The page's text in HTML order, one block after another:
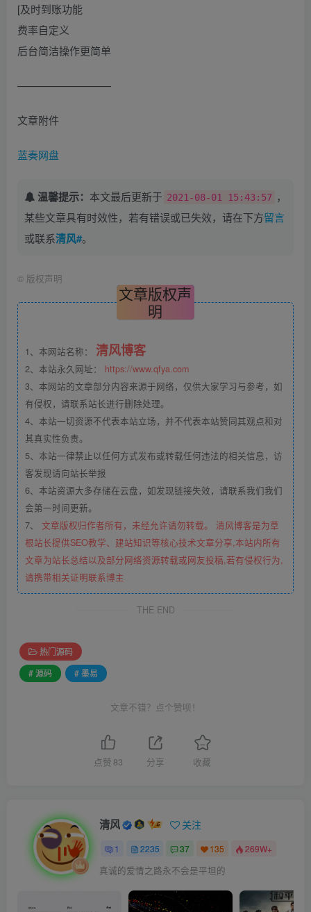
[及时到账功能
费率自定义
后台简洁操作更简单
—————————
文章附件
蓝奏网盘
温馨提示： 本文最后更新于 2021-08-01 15:43:57 ，
某些文章具有时效性，若有错误或已失效，请在下方留言
或联系清风#。
© 版权声明
文章版权声
明
1、本网站名称： 清风博客
2、本站永久网址： https://www.qfya.com
3、本网站的文章部分内容来源于网络，仅供大家学习与参考，如
有侵权，请联系站长进行删除处理。
4、本站一切资源不代表本站立场，并不代表本站赞同其观点和对
其真实性负责。
5、本站一律禁止以任何方式发布或转载任何违法的相关信息，访
客发现请向站长举报
6、本站资源大多存储在云盘，如发现链接失效，请联系我们我们
会第一时间更新。
7、 文章版权归作者所有，未经允许请勿转载。 清风博客是为草
根站长提供SEO教学、建站知识等核心技术文章分享,本站内所有
文章为站长总结以及部分网络资源转载或网友投稿,若有侵权行为,
请携带相关证明联系博主
THE END
热门源码
# 源码
# 墨易
文章不错？点个赞呗！
点赞 83 分享 收藏
清风 关注
1 2235 37 135 269W+
真诚的爱情之路永不会是平坦的